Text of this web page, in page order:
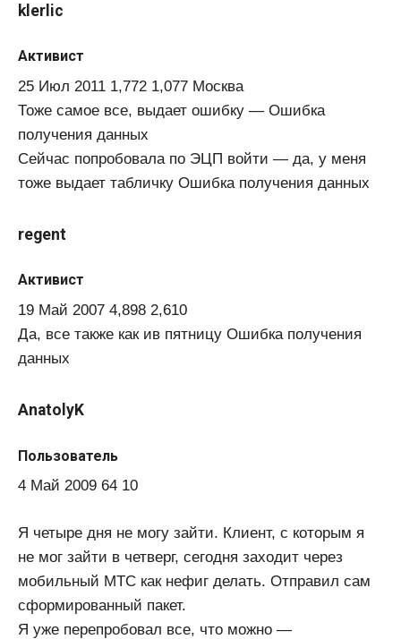
klerlic
Активист
25 Июл 2011 1,772 1,077 Москва
Тоже самое все, выдает ошибку — Ошибка
получения данных
Сейчас попробовала по ЭЦП войти — да, у меня
тоже выдает табличку Ошибка получения данных
regent
Активист
19 Май 2007 4,898 2,610
Да, все также как ив пятницу Ошибка получения
данных
AnatolyK
Пользователь
4 Май 2009 64 10
Я четыре дня не могу зайти. Клиент, с которым я
не мог зайти в четверг, сегодня заходит через
мобильный МТС как нефиг делать. Отправил сам
сформированный пакет.
Я уже перепробовал все, что можно —